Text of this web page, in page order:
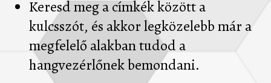
Keresd meg a címkék között a
kulcsszót, és akkor legközelebb már a
megfelelő alakban tudod a
hangvezérlőnek bemondani.